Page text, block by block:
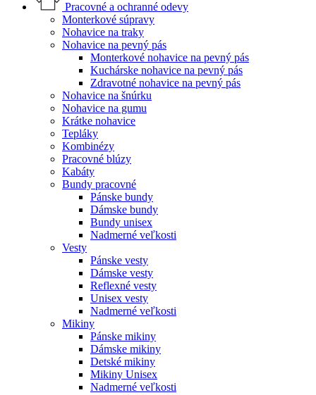
Pracovné a ochranné odevy
Monterkové súpravy
Nohavice na traky
Nohavice na pevný pás
Monterkové nohavice na pevný pás
Kuchárske nohavice na pevný pás
Zdravotné nohavice na pevný pás
Nohavice na šnúrku
Nohavice na gumu
Krátke nohavice
Tepláky
Kombinézy
Pracovné blúzy
Kabáty
Bundy pracovné
Pánske bundy
Dámske bundy
Bundy unisex
Nadmerné veľkosti
Vesty
Pánske vesty
Dámske vesty
Reflexné vesty
Unisex vesty
Nadmerné veľkosti
Mikiny
Pánske mikiny
Dámske mikiny
Detské mikiny
Mikiny Unisex
Nadmerné veľkosti